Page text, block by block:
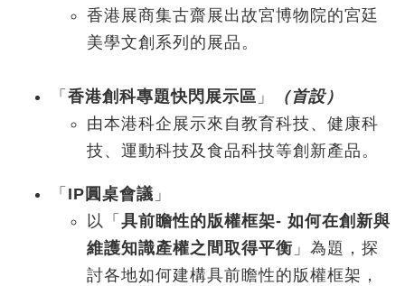
香港展商集古齋展出故宮博物院的宮廷
美學文創系列的展品。
「 香港創科專題快閃展示區 」
（首設）
由本港科企展示來自教育科技、健康科
技、運動科技及食品科技等創新產品。
「 IP圓桌會議 」
以「 具前瞻性的版權框架- 如何在創新與
維護知識產權之間取得平衡 」為題，探
討各地如何建構具前瞻性的版權框架，